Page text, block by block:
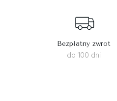
Bezpłatny zwrot
do 100 dni